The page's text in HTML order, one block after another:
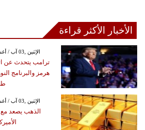
الأخبار الأكثر قراءة
GMT 19:48 2026 الإثنين ,03 آب / أغسطس
ترامب يتحدث عن
هرمز والبرنامج
GMT 20:15 2026 الإثنين ,03 آب / أغسطس
الذهب يصعد مع